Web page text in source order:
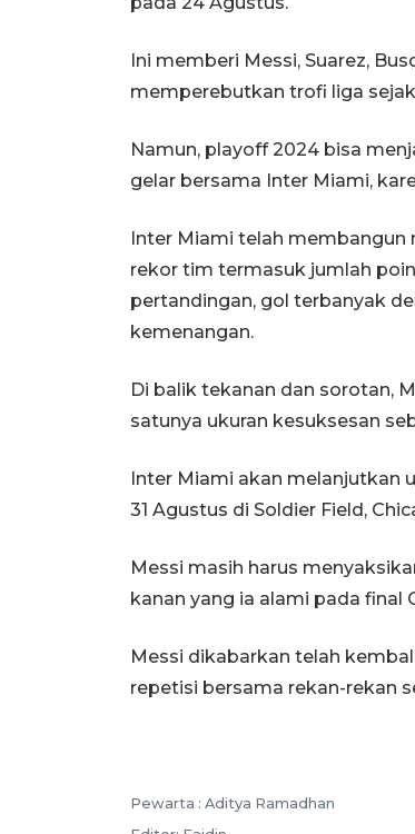
Ini memberi Messi, Suarez,
memperebutkan trofi liga
Namun, playoff 2024 bisa
gelar bersama Inter Miami,
Inter Miami telah
rekor tim termasuk jumlah
pertandingan, gol terbanyak
kemenangan.
Di balik tekanan dan sorotan,
satunya ukuran kesuksesan
Inter Miami akan melanjutkan
31 Agustus di Soldier Field,
Messi masih harus
kanan yang ia alami pada final
Messi dikabarkan telah
repetisi bersama rekan-rekan
Pewarta : Aditya Ramadhan